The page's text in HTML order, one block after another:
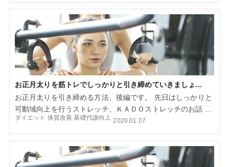
お正月太りを筋トレでしっかりと引き締めていきましょ...
お正月太りを引き締める方法、後編です。 先日はしっかりと
可動域向上を行うストレッチ、ＫＡＤＯストレッチのお話 ...
ダイエット 体質改善 基礎代謝向上 2020.01.07